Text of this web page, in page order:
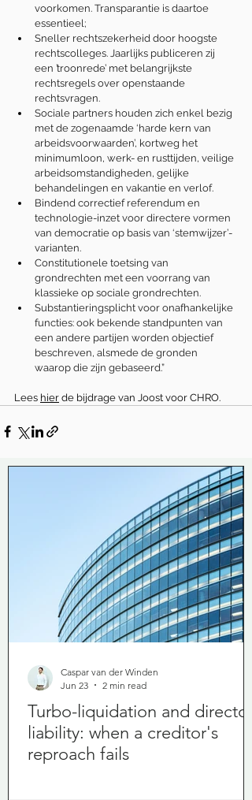
voorkomen. Transparantie is daartoe
essentieel;
Sneller rechtszekerheid door hoogste
rechtscolleges. Jaarlijks publiceren zij
een ’troonrede’ met belangrijkste
rechtsregels over openstaande
rechtsvragen.
Sociale partners houden zich enkel bezig
met de zogenaamde ‘harde kern van
arbeidsvoorwaarden’, kortweg het
minimumloon, werk- en rusttijden, veilige
arbeidsomstandigheden, gelijke
behandelingen en vakantie en verlof.
Bindend correctief referendum en
technologie-inzet voor directere vormen
van democratie op basis van ‘stemwijzer’-
varianten.
Constitutionele toetsing van
grondrechten met een voorrang van
klassieke op sociale grondrechten.
Substantieringsplicht voor onafhankelijke
functies: ook bekende standpunten van
een andere partijen worden objectief
beschreven, alsmede de gronden
waarop die zijn gebaseerd.”
Lees hier de bijdrage van Joost voor CHRO.
Turbo-liquidation and director
liability: when a creditor's
reproach fails
Caspar van der Winden
Jun 23
2 min read